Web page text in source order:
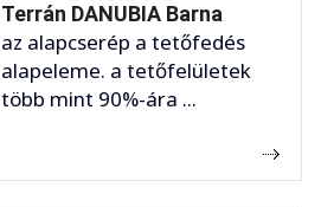
Terrán DANUBIA Barna
az alapcserép a tetőfedés
alapeleme. a tetőfelületek
több mint 90%-ára ...